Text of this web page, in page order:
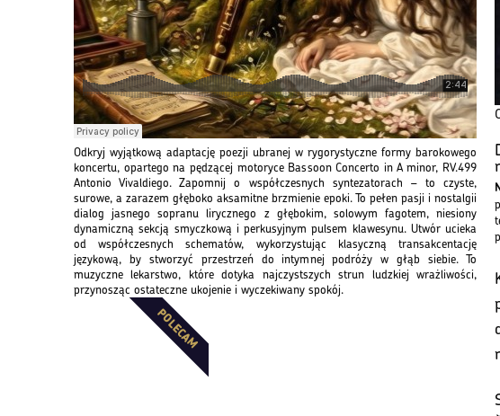
Odkryj wyjątkową adaptację poezji ubranej w rygorystyczne formy barokowego
koncertu, opartego na pędzącej motoryce Bassoon Concerto in A minor, RV.499
Antonio Vivaldiego. Zapomnij o współczesnych syntezatorach – to czyste,
surowe, a zarazem głęboko aksamitne brzmienie epoki. To pełen pasji i nostalgii
dialog jasnego sopranu lirycznego z głębokim, solowym fagotem, niesiony
dynamiczną sekcją smyczkową i perkusyjnym pulsem klawesynu. Utwór ucieka
od współczesnych schematów, wykorzystując klasyczną transakcentację
językową, by stworzyć przestrzeń do intymnej podróży w głąb siebie. To
muzyczne lekarstwo, które dotyka najczystszych strun ludzkiej wrażliwości,
przynosząc ostateczne ukojenie i wyczekiwany spokój.
POLECAM